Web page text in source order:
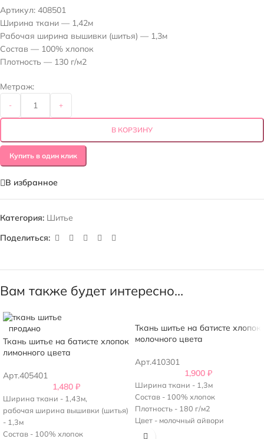
Артикул: 408501
Ширина ткани — 1,42м
Рабочая ширина вышивки (шитья) — 1,3м
Состав — 100% хлопок
Плотность — 130 г/м2
Метраж:
- +
В КОРЗИНУ
Купить в один клик
В избранное
Категория: Шитье
Поделиться:
Вам также будет интересно…
ПРОДАНО
Ткань шитье на батисте хлопок
лимонного цвета
Арт.405401
1,480 ₽
Ширина ткани - 1,43м,
рабочая ширина вышивки (шитья)
- 1,3м
Состав - 100% хлопок
Ткань шитье на батисте хлопок
молочного цвета
Арт.410301
1,900 ₽
Ширина ткани - 1,3м
Состав - 100% хлопок
Плотность - 180 г/м2
Цвет - молочный айвори
Кайма идет с двух сторон